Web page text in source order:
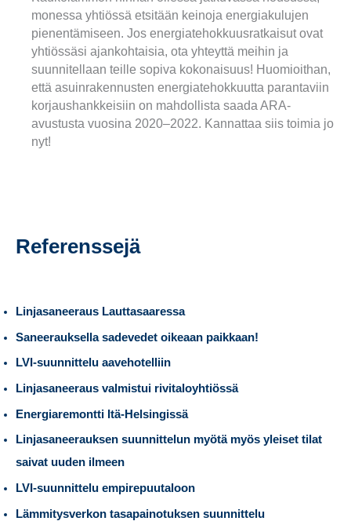
monessa yhtiössä etsitään keinoja energiakulujen
pienentämiseen. Jos energiatehokkuusratkaisut ovat
yhtiössäsi ajankohtaisia, ota yhteyttä meihin ja
suunnitellaan teille sopiva kokonaisuus! Huomioithan,
että asuinrakennusten energiatehokkuutta parantaviin
korjaushankkeisiin on mahdollista saada ARA-
avustusta vuosina 2020–2022. Kannattaa siis toimia jo
nyt!
Referenssejä
Linjasaneeraus Lauttasaaressa
Saneerauksella sadevedet oikeaan paikkaan!
LVI-suunnittelu aavehotelliin
Linjasaneeraus valmistui rivitaloyhtiössä
Energiaremontti Itä-Helsingissä
Linjasaneerauksen suunnittelun myötä myös yleiset tilat
saivat uuden ilmeen
LVI-suunnittelu empirepuutaloon
Lämmitysverkon tasapainotuksen suunnittelu